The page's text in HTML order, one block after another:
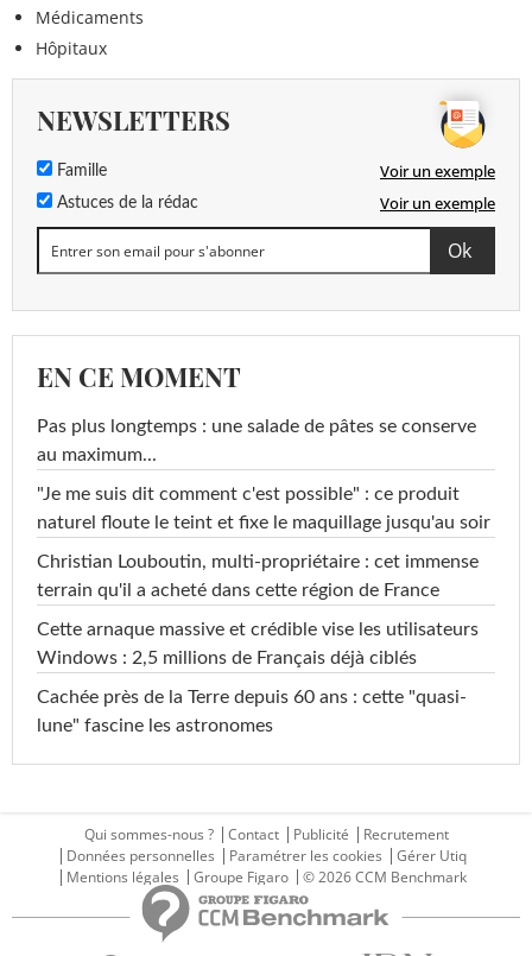
Médicaments
Hôpitaux
NEWSLETTERS
Famille Voir un exemple
Astuces de la rédac Voir un exemple
EN CE MOMENT
Pas plus longtemps : une salade de pâtes se conserve
au maximum...
"Je me suis dit comment c'est possible" : ce produit
naturel floute le teint et fixe le maquillage jusqu'au soir
Christian Louboutin, multi-propriétaire : cet immense
terrain qu'il a acheté dans cette région de France
Cette arnaque massive et crédible vise les utilisateurs
Windows : 2,5 millions de Français déjà ciblés
Cachée près de la Terre depuis 60 ans : cette "quasi-
lune" fascine les astronomes
Qui sommes-nous ? Contact Publicité
Recrutement
Données personnelles
Paramétrer les cookies
Gérer Utiq
Mentions légales
Groupe Figaro © 2026 CCM Benchmark